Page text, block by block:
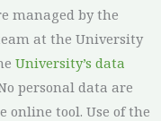
managed by the
at the University
University’s data
personal data are
online tool. Use of the